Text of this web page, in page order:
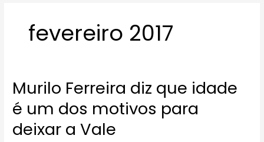
fevereiro 2017
Murilo Ferreira diz que idade
é um dos motivos para
deixar a Vale
Murilo
Ferreira
diz
que
idade